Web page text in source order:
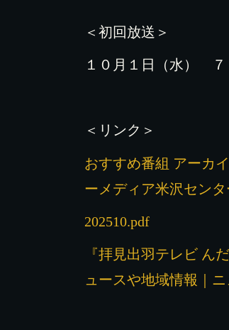
＜初回放送＞
１０月１日（水） ７
＜リンク＞
おすすめ番組 アーカ
ーメディア米沢センタ
202510.pdf
『拝見出羽テレビ ん
ュースや地域情報｜